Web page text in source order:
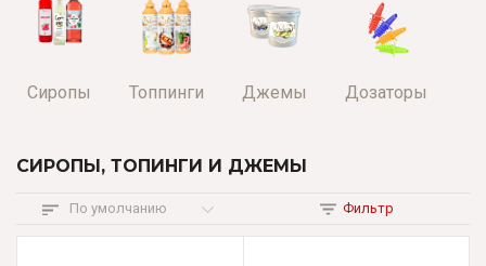
Сиропы Топпинги Джемы Дозаторы
СИРОПЫ, ТОПИНГИ И ДЖЕМЫ
По умолчанию Фильтр